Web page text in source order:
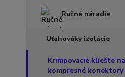
Ručné náradie
Uťahováky izolácie
Krimpovacie kliešte na
kompresné konektory